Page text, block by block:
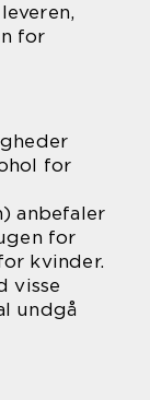
for
for
anbefaler
for
kvinder.
visse
undgå